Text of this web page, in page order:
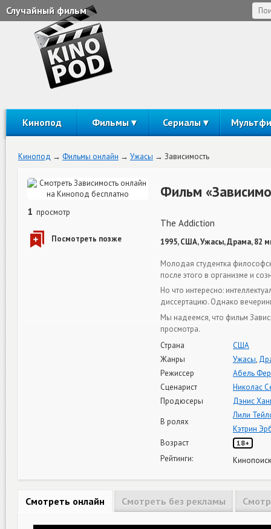
Случайный фильм
Кинопод Фильмы Сериалы
Кинопод Фильмы онлайн Ужасы Зависимость
1 просмотр
Фильм
The Addiction
1995, США, Ужасы, Драма, 82
Молодая студентка
после этого в организме и
Но что интересно:
диссертацию. Однако
Мы надеемся, что фильм
просмотра.
Страна
США
Жанры
Ужасы,
Режиссер
Абель
Сценарист
Николас
Продюсеры
Дэнис
В ролях
Лили
Кэтрин
Возраст
18+
Рейтинги:
Смотреть онлайн Смотреть без рекламы